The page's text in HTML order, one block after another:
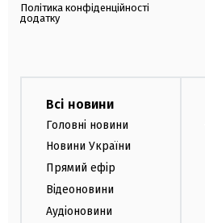
Політика конфіденційності
додатку
Всі новини
Головні новини
Новини України
Прямий ефір
Відеоновини
Аудіоновини